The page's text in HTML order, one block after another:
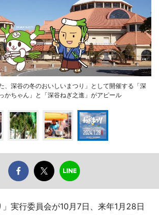
、深谷の冬のおいしいまつり」として開催する「深
かちゃん」と「深谷ねぎ之進」がアピール
」実行委員会が10月7日、来年1月28日